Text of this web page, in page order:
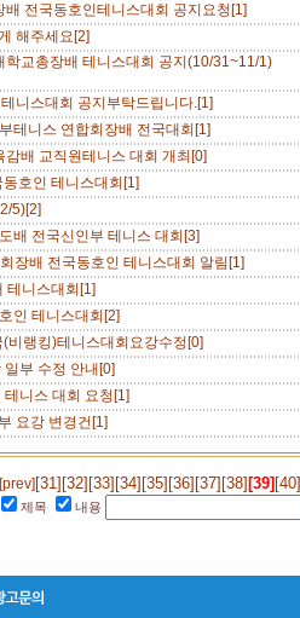
전국동호인테니스대회 공지요청[1]
해주세요[2]
교총장배 테니스대회 공지(10/31~11/1)
니스대회 공지부탁드립니다.[1]
테니스 연합회장배 전국대회[1]
배 교직원테니스 대회 개최[0]
호인 테니스대회[1]
5)[2]
배 전국신인부 테니스 대회[3]
장배 전국동호인 테니스대회 알림[1]
테니스대회[1]
인 테니스대회[2]
비랭킹)테니스대회요강수정[0]
부 수정 안내[0]
니스 대회 요청[1]
요강 변경건[1]
[prev][31] [32] [33] [34] [35] [36] [37] [38] [39] [40]
제목 내용